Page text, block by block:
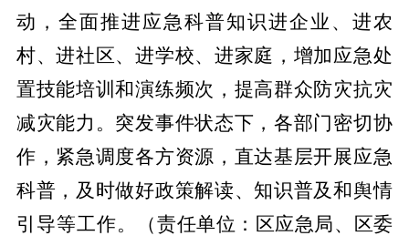
动，全面推进应急科普知识进企业、进农
村、进社区、进学校、进家庭，增加应急处
置技能培训和演练频次，提高群众防灾抗灾
减灾能力。突发事件状态下，各部门密切协
作，紧急调度各方资源，直达基层开展应急
科普，及时做好政策解读、知识普及和舆情
引导等工作。
（责任单位：区应急局、区委